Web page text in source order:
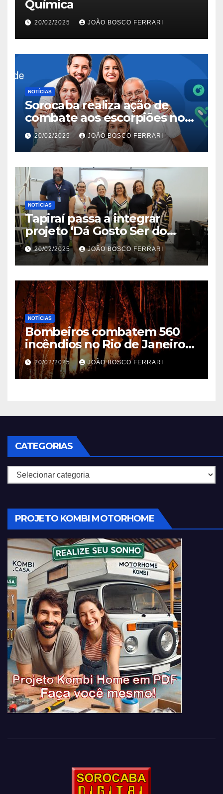
Química
20/02/2025 JOÃO BOSCO FERRARI
NOTÍCIAS
Sorocaba realiza ação de
combate aos escorpiões no
Jardim São Carlos
20/02/2025 JOÃO BOSCO FERRARI
NOTÍCIAS
Tapiraí passa a integrar
projeto ‘Dá Gosto Ser do
Ribeira’ | ASN São Paulo
20/02/2025 JOÃO BOSCO FERRARI
NOTÍCIAS
Bombeiros combatem 560
incêndios no Rio de Janeiro
em 2025
20/02/2025 JOÃO BOSCO FERRARI
CATEGORIAS
Categorias
PROJETO KOMBI MOTORHOME